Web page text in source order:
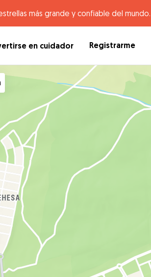
más grande y confiable del mundo.
en cuidador Registrarme